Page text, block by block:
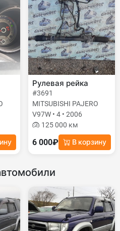
Рулевая рейка
#3691
MITSUBISHI PAJERO
V97W • 4 • 2006
125 000 км
6 000₽ В корзину